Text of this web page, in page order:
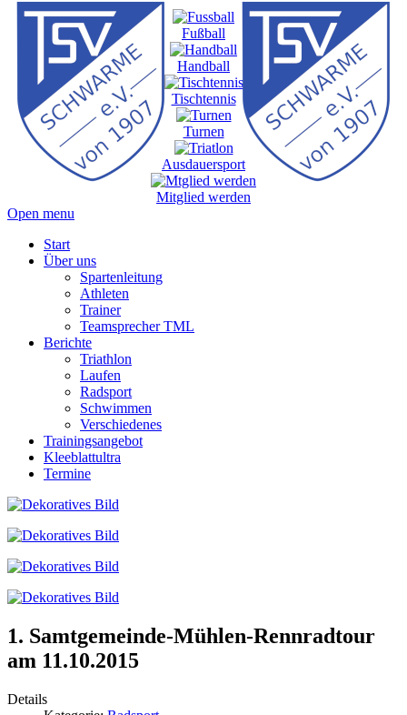
Fußball
Handball
Tischtennis
Turnen
Ausdauersport
Mitglied werden
Open menu
Start
Über uns
Spartenleitung
Athleten
Trainer
Teamsprecher TML
Berichte
Triathlon
Laufen
Radsport
Schwimmen
Verschiedenes
Trainingsangebot
Kleeblattultra
Termine
1. Samtgemeinde-Mühlen-Rennradtour
am 11.10.2015
Details